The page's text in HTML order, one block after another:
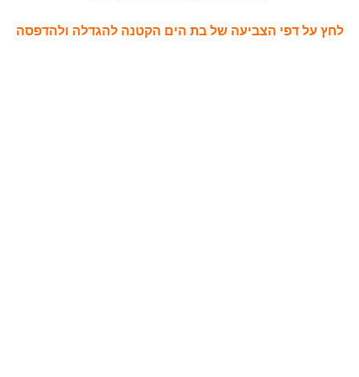
לחץ על דפי הצביעה של בת הים הקטנה להגדלה ולהדפסה